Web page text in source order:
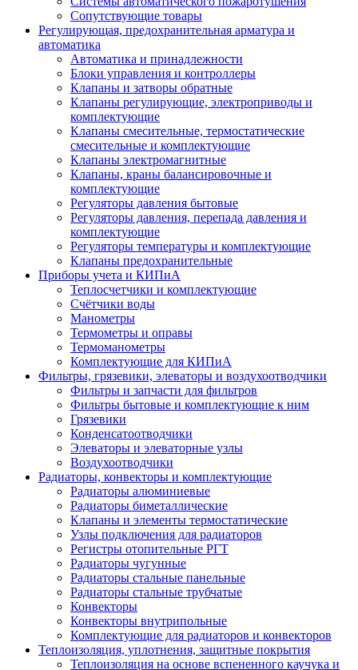
Сопутствующие товары
Регулирующая, предохранительная арматура и
автоматика
Автоматика и принадлежности
Блоки управления и контроллеры
Клапаны и затворы обратные
Клапаны регулирующие, электроприводы и
комплектующие
Клапаны смесительные, термостатические
смесительные и комплектующие
Клапаны электромагнитные
Клапаны, краны балансировочные и
комплектующие
Регуляторы давления бытовые
Регуляторы давления, перепада давления и
комплектующие
Регуляторы температуры и комплектующие
Клапаны предохранительные
Приборы учета и КИПиА
Теплосчетчики и комплектующие
Счётчики воды
Манометры
Термометры и оправы
Термоманометры
Комплектующие для КИПиА
Фильтры, грязевики, элеваторы и воздухоотводчики
Фильтры и запчасти для фильтров
Фильтры бытовые и комплектующие к ним
Грязевики
Конденсатоотводчики
Элеваторы и элеваторные узлы
Воздухоотводчики
Радиаторы, конвекторы и комплектующие
Радиаторы алюминиевые
Радиаторы биметаллические
Клапаны и элементы термостатические
Узлы подключения для радиаторов
Регистры отопительные РГТ
Радиаторы чугунные
Радиаторы стальные панельные
Радиаторы стальные трубчатые
Конвекторы
Конвекторы внутрипольные
Комплектующие для радиаторов и конвекторов
Теплоизоляция, уплотнения, защитные покрытия
Теплоизоляция на основе вспененного каучука и